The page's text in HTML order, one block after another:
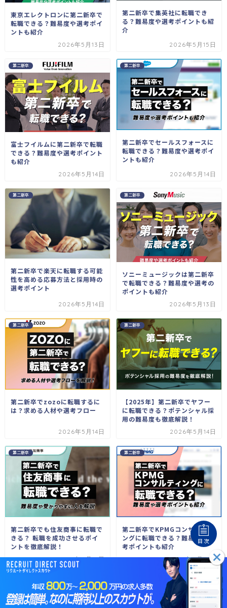
東京エレクトロンに第二新卒で
転職できる？難易度や選考ポイ
ントも紹介
2026年5月13日
第二新卒で集英社に転職でき
る？難易度や選考ポイントも紹
介
2026年5月15日
第二新卒
富士フイルムに第二新卒で転職
できる？難易度や選考ポイント
も紹介
2026年5月14日
第二新卒
第二新卒でセールスフォースに
転職できる？難易度や選考ポイ
ントも紹介
2026年5月14日
第二新卒
第二新卒で楽天に転職する可能
性を高める応募方法と採用時の
選考ポイント
2026年5月14日
第二新卒
ソニーミュージックは第二新卒
で転職できる？難易度や選考の
ポイントも紹介
2026年5月13日
第二新卒
第二新卒でzozoに転職するに
は？求める人材や選考フロー
2026年5月14日
第二新卒
【2025年】第二新卒でヤフー
に転職できる？ポテンシャル採
用の難易度も徹底解説！
2026年5月14日
第二新卒
第二新卒でも住友商事に転職で
きる？ 転職を成功させるポイ
ントを徹底解説！
2026年5月14日
第二新卒
第二新卒でKPMGコンサルティ
ングに転職できる？難易度や選
考ポイントも紹介
2026年5月15日
目次